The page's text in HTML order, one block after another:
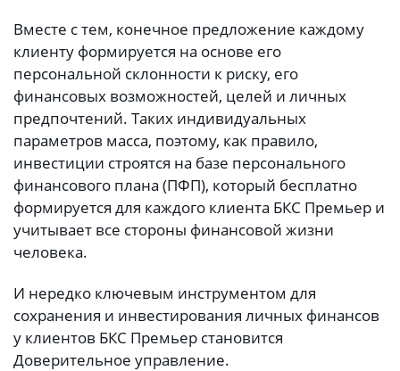
Вместе с тем, конечное предложение каждому
клиенту формируется на основе его
персональной склонности к риску, его
финансовых возможностей, целей и личных
предпочтений. Таких индивидуальных
параметров масса, поэтому, как правило,
инвестиции строятся на базе персонального
финансового плана (ПФП), который бесплатно
формируется для каждого клиента БКС Премьер и
учитывает все стороны финансовой жизни
человека.
И нередко ключевым инструментом для
сохранения и инвестирования личных финансов
у клиентов БКС Премьер становится
Доверительное управление.